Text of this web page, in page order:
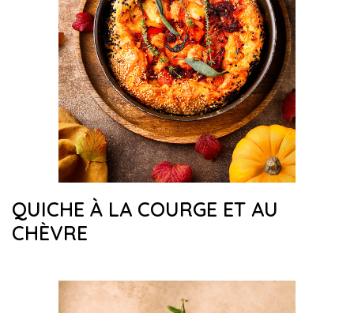
QUICHE À LA COURGE ET AU
CHÈVRE